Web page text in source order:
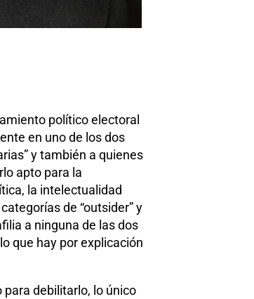
político electoral
en uno de los dos
y también a quienes
apto para la
la intelectualidad
de “outsider” y
a ninguna de las dos
que hay por explicación
debilitarlo, lo único